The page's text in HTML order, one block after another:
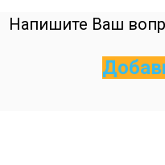
Напишите Ваш